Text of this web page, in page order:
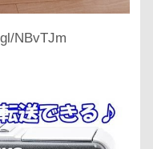
NBvTJm